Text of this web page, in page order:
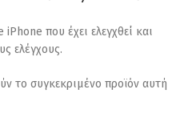
που έχει ελεγχθεί και
ελέγχους.
το συγκεκριμένο προϊόν αυτή